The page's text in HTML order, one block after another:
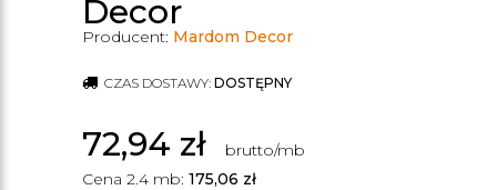
Decor
Producent: Mardom Decor
CZAS DOSTAWY: DOSTĘPNY
72,94 zł
brutto/mb
Cena 2.4 mb: 175,06 zł